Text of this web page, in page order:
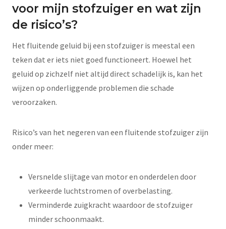
voor mijn stofzuiger en wat zijn
de risico’s?
Het fluitende geluid bij een stofzuiger is meestal een
teken dat er iets niet goed functioneert. Hoewel het
geluid op zichzelf niet altijd direct schadelijk is, kan het
wijzen op onderliggende problemen die schade
veroorzaken.
Risico’s van het negeren van een fluitende stofzuiger zijn
onder meer:
Versnelde slijtage van motor en onderdelen door
verkeerde luchtstromen of overbelasting.
Verminderde zuigkracht waardoor de stofzuiger
minder schoonmaakt.